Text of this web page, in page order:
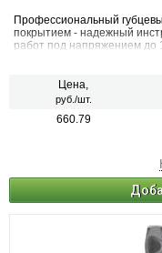
Профессиональный
покрытием - надежный
работ под напряжением до
Цена,
руб./шт.
660.79